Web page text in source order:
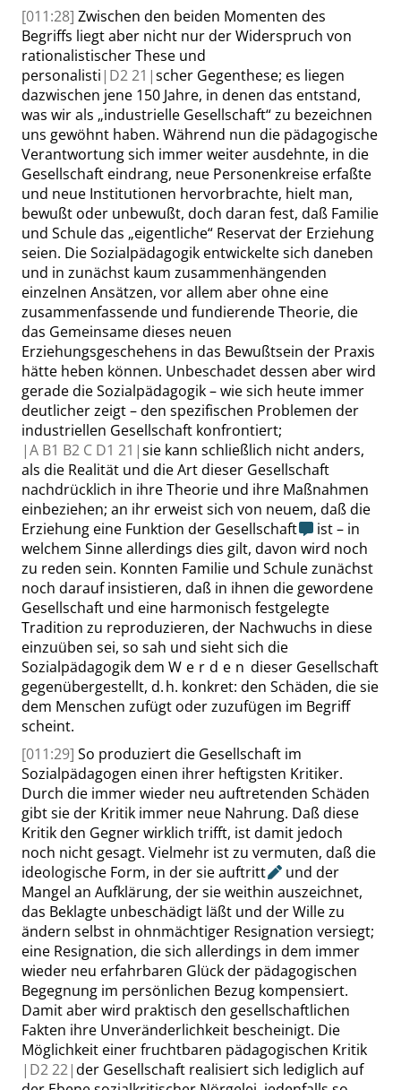
[011:28] Zwischen den beiden Momenten des
Begriffs liegt aber nicht nur der Widerspruch von
rationalistischer These und
personalisti | D221|scher Gegenthese; es liegen
dazwischen jene 150 Jahre, in denen das entstand,
was wir als „industrielle Gesellschaft“zu bezeichnen
uns gewöhnt haben. Während nun die pädagogische
Verantwortung sich immer weiter ausdehnte, in die
Gesellschaft eindrang, neue Personenkreise erfaßte
und neue Institutionen hervorbrachte, hielt man,
bewußt oder unbewußt, doch daran fest, daß Familie
und Schule das „eigentliche“ Reservat der Erziehung
seien. Die Sozialpädagogik entwickelte sich daneben
und in zunächst kaum zusammenhängenden
einzelnen Ansätzen, vor allem aber ohne eine
zusammenfassende und fundierende Theorie, die
das Gemeinsame dieses neuen
Erziehungsgeschehens in das Bewußtsein der Praxis
hätte heben können. Unbeschadet dessen aber wird
gerade die Sozialpädagogik – wie sich heute immer
deutlicher zeigt – den spezifischen Problemen der
industriellen Gesellschaft konfrontiert;
|A B1 B2 C D1 21|sie kann schließlich nicht anders,
als die Realität und die Art dieser Gesellschaft
nachdrücklich in ihre Theorie und ihre Maßnahmen
einbeziehen; an ihr erweist sich von neuem, daß die
Erziehung eine Funktion der Gesellschaft
ist – in
welchem Sinne allerdings dies gilt, davon wird noch
zu reden sein. Konnten Familie und Schule zunächst
noch darauf insistieren, daß in ihnen die gewordene
Gesellschaft und eine harmonisch festgelegte
Tradition zu reproduzieren, der Nachwuchs in diese
einzuüben sei, so sah und sieht sich die
Sozialpädagogik dem Werden dieser Gesellschaft
gegenübergestellt, d. h. konkret: den Schäden, die sie
dem Menschen zufügt oder zuzufügen im Begriff
scheint.
[011:29] So produziert die Gesellschaft im
Sozialpädagogen einen ihrer heftigsten Kritiker.
Durch die immer wieder neu auftretenden Schäden
gibt sie der Kritik immer neue Nahrung. Daß diese
Kritik den Gegner wirklich trifft, ist damit jedoch
noch nicht gesagt. Vielmehr ist zu vermuten, daß die
ideologische Form, in der sieauftritt
und der
Mangel an Aufklärung, der sie weithin auszeichnet,
das Beklagte unbeschädigt läßt und der Wille zu
ändern selbst in ohnmächtiger Resignation versiegt;
eine Resignation, die sich allerdings in dem immer
wieder neu erfahrbaren Glück der pädagogischen
Begegnung im persönlichen Bezug kompensiert.
Damit aber wird praktisch den gesellschaftlichen
Fakten ihre Unveränderlichkeit bescheinigt. Die
Möglichkeit einer fruchtbaren pädagogischen Kritik
| D222|der Gesellschaft realisiert sich lediglich auf